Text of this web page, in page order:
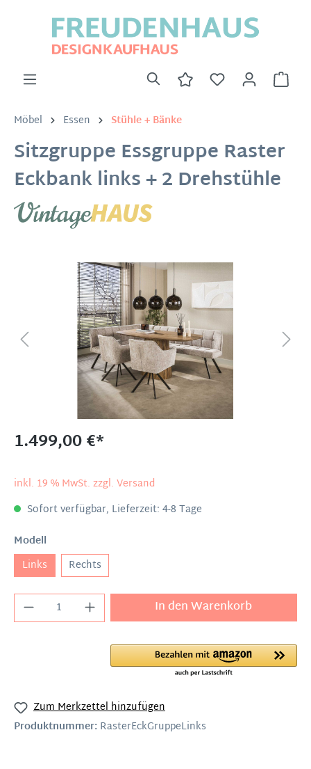
Möbel Essen Stühle + Bänke
Sitzgruppe Essgruppe Raster
Eckbank links + 2 Drehstühle
1.499,00 €*
inkl. 19 % MwSt. zzgl. Versand
Sofort verfügbar, Lieferzeit: 4-8 Tage
Modell
Links
Rechts
In den Warenkorb
Zum Merkzettel hinzufügen
Produktnummer: RasterEckGruppeLinks